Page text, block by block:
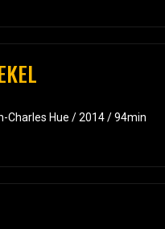
Charles Hue / 2014 / 94min